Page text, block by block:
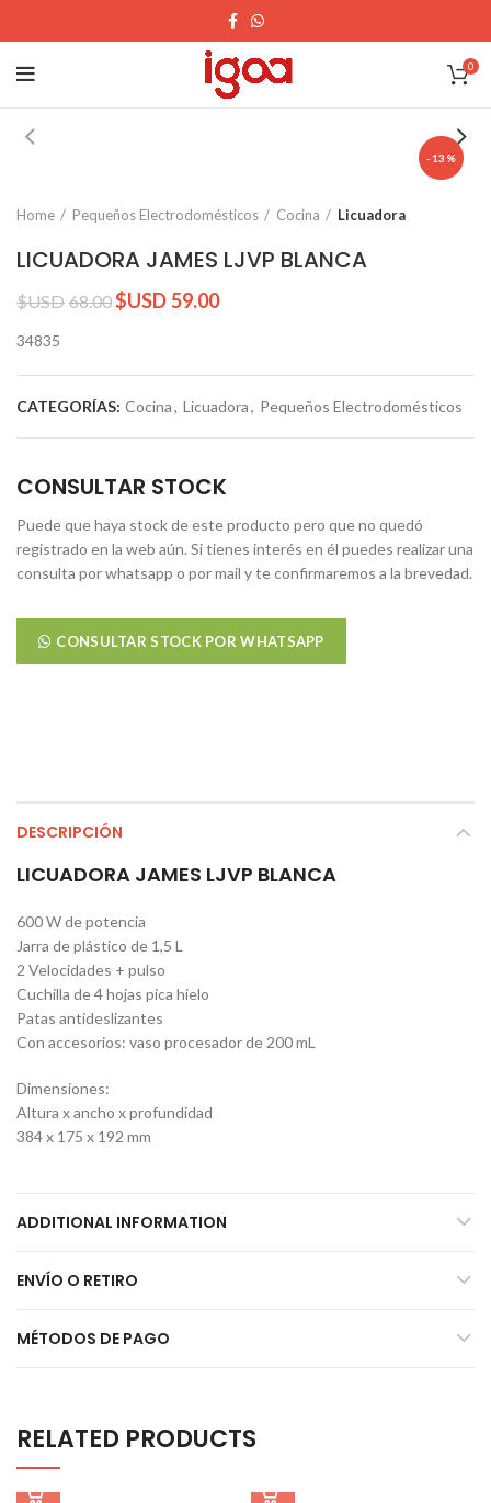
0
-13%
Home Pequeños Electrodomésticos Cocina Licuadora
LICUADORA JAMES LJVP BLANCA
$USD 68.00$USD59.00
34835
CATEGORÍAS: Cocina, Licuadora, Pequeños Electrodomésticos
CONSULTAR STOCK
Puede que haya stock de este producto pero que no quedó
registrado en la web aún. Si tienes interés en él puedes realizar una
consulta por whatsapp o por mail y te confirmaremos a la brevedad.
CONSULTAR STOCK POR WHATSAPP
DESCRIPCIÓN
LICUADORA JAMES LJVP BLANCA
600 W de potencia
Jarra de plástico de 1,5 L
2 Velocidades + pulso
Cuchilla de 4 hojas pica hielo
Patas antideslizantes
Con accesorios: vaso procesador de 200 mL
Dimensiones:
Altura x ancho x profundidad
384 x 175 x 192 mm
ADDITIONAL INFORMATION
ENVÍO O RETIRO
MÉTODOS DE PAGO
RELATED PRODUCTS